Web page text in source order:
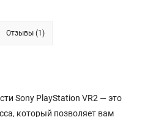
Отзывы (1)
Sony PlayStation VR2 — это
который позволяет вам